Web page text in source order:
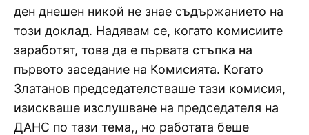
ден днешен никой не знае съдържанието на
този доклад. Надявам се, когато комисиите
заработят, това да е първата стъпка на
първото заседание на Комисията. Когато
Златанов председателстваше тази комисия,
изискваше изслушване на председателя на
ДАНС по тази тема,, но работата беше